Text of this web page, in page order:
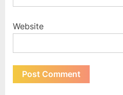
Website